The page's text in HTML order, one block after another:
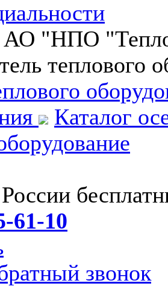
АО "НПО
теплового
Каталог
61-10
звонок